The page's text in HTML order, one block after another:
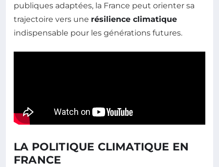
publiques adaptées, la France peut orienter sa
trajectoire vers une résilience climatique
indispensable pour les générations futures.
LA POLITIQUE CLIMATIQUE EN
FRANCE